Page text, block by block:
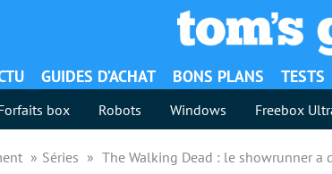
GUIDES D’ACHAT BONS PLANS TESTS
box Robots Windows Freebox
Séries The Walking Dead : le showrunner a